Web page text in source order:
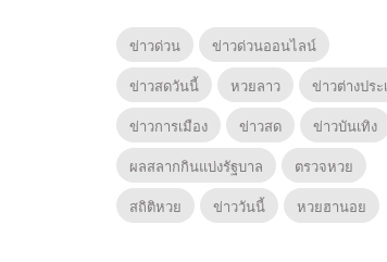
ข่าวด่วน
ข่าวด่วนออนไลน์
ข่าวสดวันนี้
หวยลาว
ข่าวต่างประ
ข่าวการเมือง
ข่าวสด
ข่าวบันเทิง
ผลสลากกินแบ่งรัฐบาล
ตรวจหวย
สถิติหวย
ข่าววันนี้ หวยฮานอย